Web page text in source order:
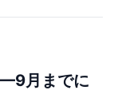
月までに